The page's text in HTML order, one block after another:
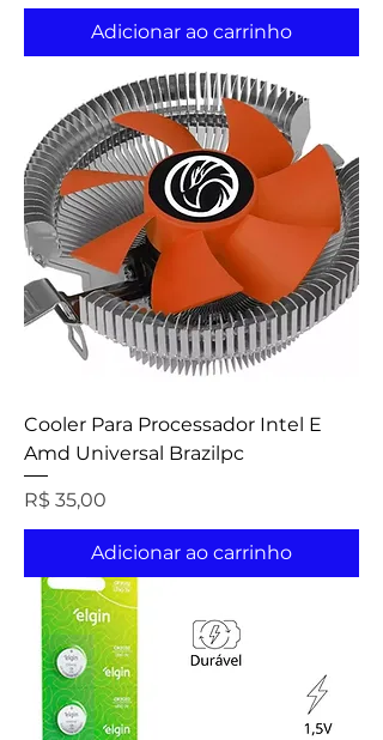
Adicionar ao carrinho
Cooler Para Processador Intel E
Amd Universal Brazilpc
Preço
R$ 35,00
Adicionar ao carrinho